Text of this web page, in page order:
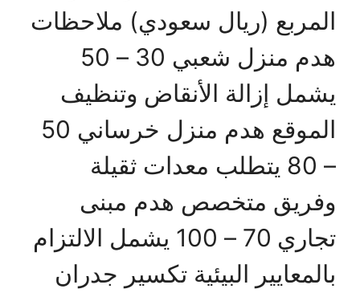
المربع (ريال سعودي) ملاحظات
هدم منزل شعبي 30 – 50
يشمل إزالة الأنقاض وتنظيف
الموقع هدم منزل خرساني 50
– 80 يتطلب معدات ثقيلة
وفريق متخصص هدم مبنى
تجاري 70 – 100 يشمل الالتزام
بالمعايير البيئية تكسير جدران